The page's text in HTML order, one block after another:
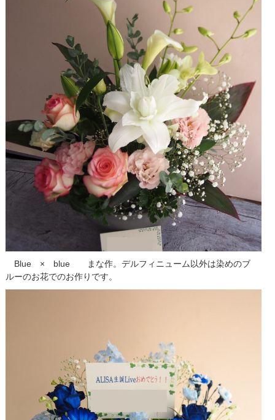
Blue × blue まな作。デルフィニューム以外は染めのブ
ルーのお花でのお作りです。